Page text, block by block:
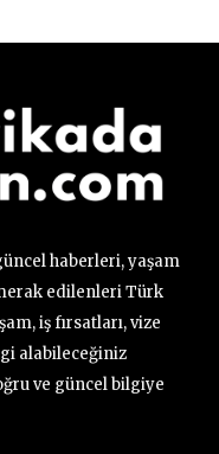
haberleri, yaşam
edilenleri Türk
iş fırsatları, vize
alabileceğiniz
ve güncel bilgiye